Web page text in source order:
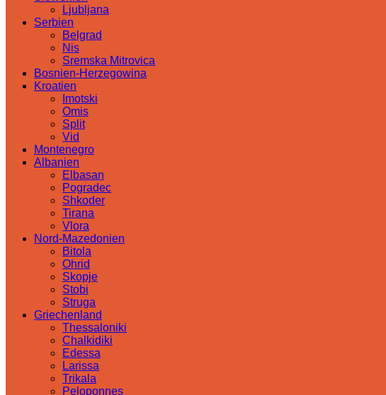
Ljubljana
Serbien
Belgrad
Nis
Sremska Mitrovica
Bosnien-Herzegowina
Kroatien
Imotski
Omis
Split
Vid
Montenegro
Albanien
Elbasan
Pogradec
Shkoder
Tirana
Vlora
Nord-Mazedonien
Bitola
Ohrid
Skopje
Stobi
Struga
Griechenland
Thessaloniki
Chalkidiki
Edessa
Larissa
Trikala
Peloponnes